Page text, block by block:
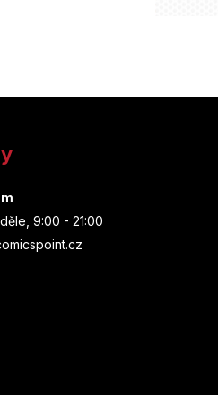
9:00 - 21:00